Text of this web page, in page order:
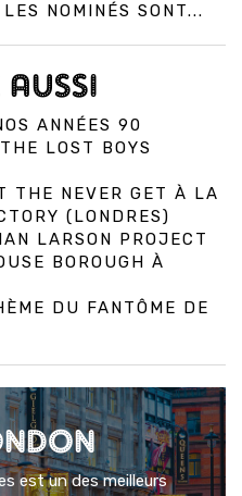
NOMINÉS SONT...
ANNÉES 90
LOST BOYS
THE NEVER GET À LA
(LONDRES)
LARSON PROJECT
BOROUGH À
DU FANTÔME DE
est un des meilleurs